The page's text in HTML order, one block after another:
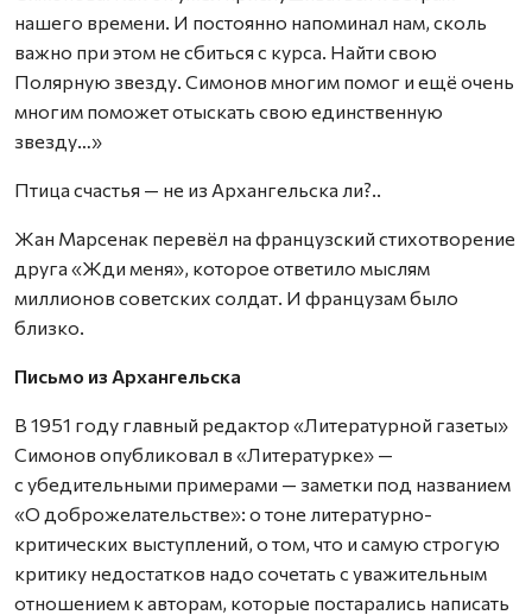
нашего времени. И постоянно напоминал нам, сколь
важно при этом не сбиться с курса. Найти свою
Полярную звезду. Симонов многим помог и ещё очень
многим поможет отыскать свою единственную
звезду…»
Птица счастья — не из Архангельска ли?..
Жан Марсенак перевёл на французский стихотворение
друга «Жди меня», которое ответило мыслям
миллионов советских солдат. И французам было
близко.
Письмо из Архангельска
В 1951 году главный редактор «Литературной газеты»
Симонов опубликовал в «Литературке» —
с убедительными примерами — заметки под названием
«О доброжелательстве»: о тоне литературно-
критических выступлений, о том, что и самую строгую
критику недостатков надо сочетать с уважительным
отношением к авторам, которые постарались написать